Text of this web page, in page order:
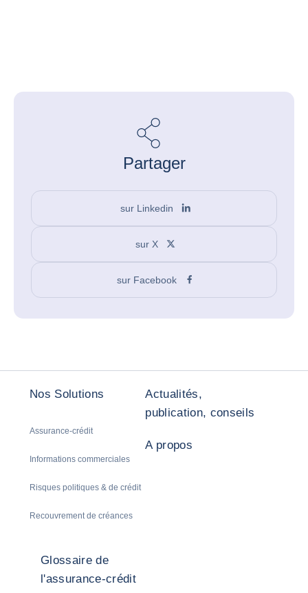
Partager
sur Linkedin
sur X
sur Facebook
Nos Solutions
Assurance-crédit
Informations commerciales
Risques politiques & de crédit
Recouvrement de créances
Actualités,
publication, conseils
A propos
Glossaire de
l'assurance-crédit